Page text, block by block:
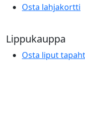
Osta lahjakortti
Lippukauppa
Osta liput